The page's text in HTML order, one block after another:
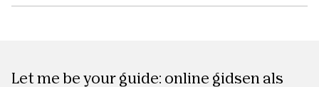
Let me be your guide: online gidsen als